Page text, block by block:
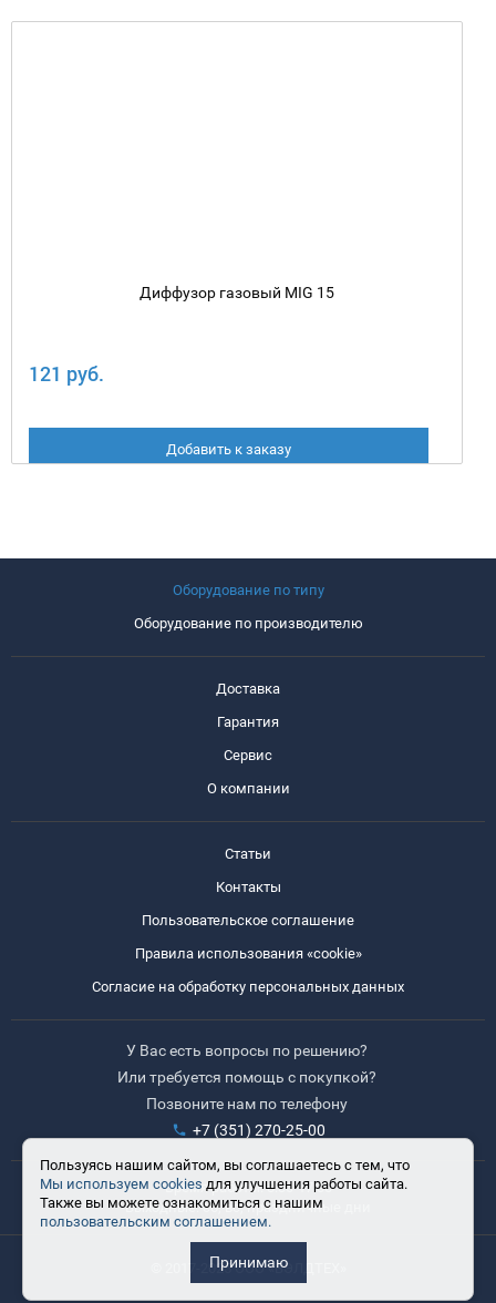
Диффузор газовый MIG 15
121 руб.
Добавить к заказу
Оборудование по типу
Оборудование по производителю
Доставка
Гарантия
Сервис
О компании
Статьи
Контакты
Пользовательское соглашение
Правила использования «cookie»
Согласие на обработку персональных данных
У Вас есть вопросы по решению?
Или требуется помощь с покупкой?
Позвоните нам по телефону
+7 (351) 270-25-00
Время работы: 8:30-17:30
Выходные: сб, вс, праздничные дни
© 2017-2025 ООО «ВЭЛДТЕХ»
Пользуясь нашим сайтом, вы соглашаетесь с тем, что
Мы используем cookies для улучшения работы сайта.
Также вы можете ознакомиться с нашим
пользовательским соглашением.
Принимаю